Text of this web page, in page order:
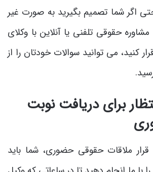
اگر شما تصمیم بگیرید به صورت غیر
حقوقی تلفنی یا آنلاین با وکلای
کنید، می ‌توانید سوالات خودتان را از
برای دریافت نوبت
ملاقات حقوقی حضوری، شما باید